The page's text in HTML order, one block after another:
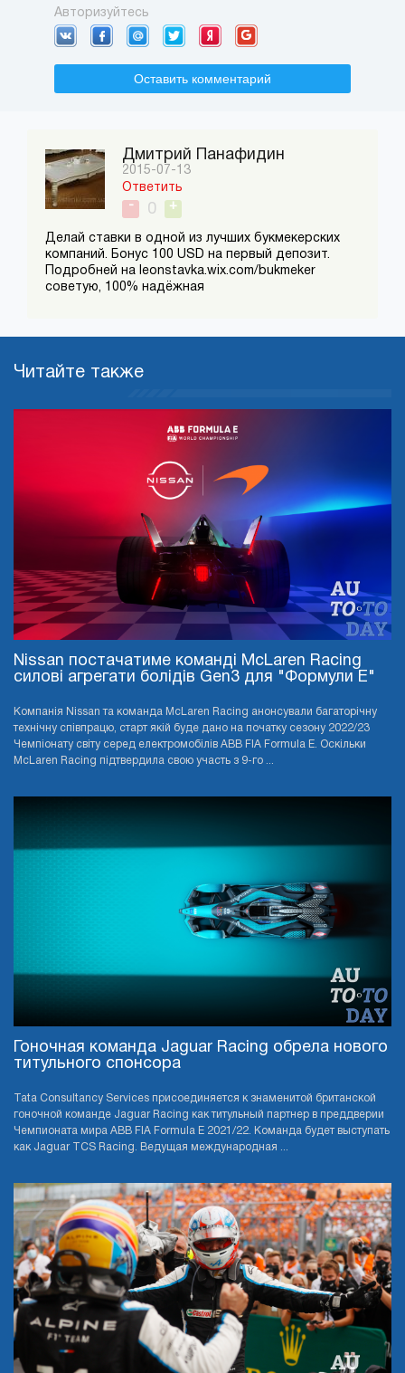
Авторизуйтесь
Оставить комментарий
Дмитрий Панафидин
2015-07-13
Ответить
-
0 +
Делай ставки в одной из лучших букмекерских
компаний. Бонус 100 USD на первый депозит.
Подробней на leonstavka.wix.com/bukmeker
советую, 100% надёжная
Читайте также
Nissan постачатиме команді McLaren Racing
силові агрегати болідів Gen3 для "Формули E"
Компанія Nissan та команда McLaren Racing анонсували багаторічну
технічну співпрацю, старт якій буде дано на початку сезону 2022/23
Чемпіонату світу серед електромобілів ABB FIA Formula E. Оскільки
McLaren Racing підтвердила свою участь з 9-го ...
Гоночная команда Jaguar Racing обрела нового
титульного спонсора
Tata Consultancy Services присоединяется к знаменитой британской
гоночной команде Jaguar Racing как титульный партнер в преддверии
Чемпионата мира ABB FIA Formula E 2021/22. Команда будет выступать
как Jaguar TCS Racing. Ведущая международная ...